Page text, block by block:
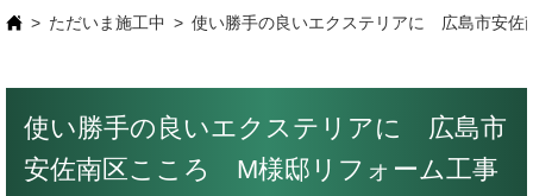
ただいま施工中 使い勝手の良いエクステリアに 広島市安
使い勝手の良いエクステリアに 広島市
安佐南区こころ M様邸リフォーム工事